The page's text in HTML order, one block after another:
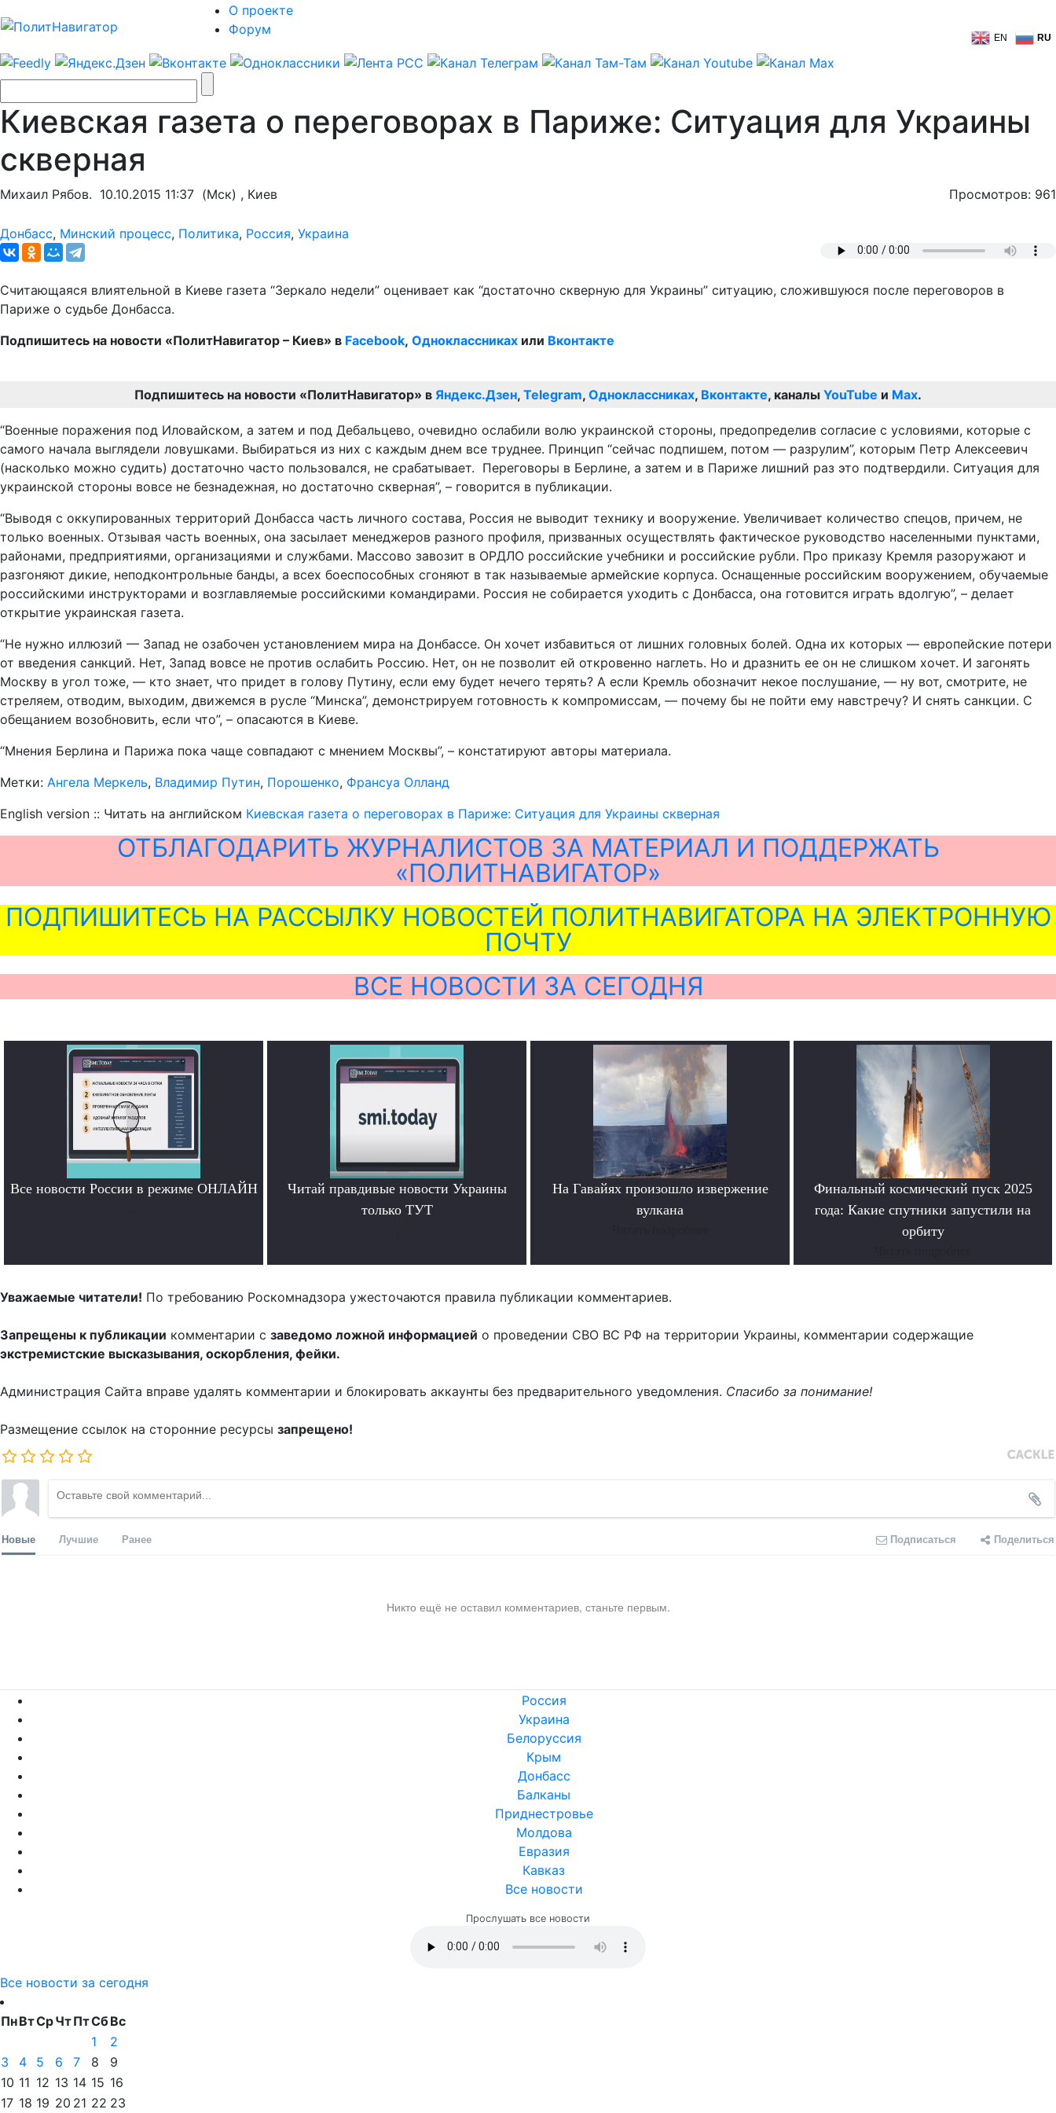
О проекте
Форум
EN RU
Киевская газета о переговорах в Париже: Ситуация для Украины
скверная
Михаил Рябов. 10.10.2015 11:37 (Мск) , Киев Просмотров: 961
Донбасс, Минский процесс, Политика, Россия, Украина
Считающаяся влиятельной в Киеве газета “Зеркало недели” оценивает как “достаточно скверную для Украины” ситуацию, сложившуюся после переговоров в
Париже о судьбе Донбасса.
Подпишитесь на новости «ПолитНавигатор – Киев» в Facebook, Одноклассниках или Вконтакте
Подпишитесь на новости «ПолитНавигатор» в Яндекс.Дзен, Telegram, Одноклассниках, Вконтакте, каналы YouTube и Max.
“Военные поражения под Иловайском, а затем и под Дебальцево, очевидно ослабили волю украинской стороны, предопределив согласие с условиями, которые с
самого начала выглядели ловушками. Выбираться из них с каждым днем все труднее. Принцип “сейчас подпишем, потом — разрулим”, которым Петр Алексеевич
(насколько можно судить) достаточно часто пользовался, не срабатывает. Переговоры в Берлине, а затем и в Париже лишний раз это подтвердили. Ситуация для
украинской стороны вовсе не безнадежная, но достаточно скверная”, – говорится в публикации.
“Выводя с оккупированных территорий Донбасса часть личного состава, Россия не выводит технику и вооружение. Увеличивает количество спецов, причем, не
только военных. Отзывая часть военных, она засылает менеджеров разного профиля, призванных осуществлять фактическое руководство населенными пунктами,
районами, предприятиями, организациями и службами. Массово завозит в ОРДЛО российские учебники и российские рубли. Про приказу Кремля разоружают и
разгоняют дикие, неподконтрольные банды, а всех боеспособных сгоняют в так называемые армейские корпуса. Оснащенные российским вооружением, обучаемые
российскими инструкторами и возглавляемые российскими командирами. Россия не собирается уходить с Донбасса, она готовится играть вдолгую”, – делает
открытие украинская газета.
“Не нужно иллюзий — Запад не озабочен установлением мира на Донбассе. Он хочет избавиться от лишних головных болей. Одна их которых — европейские потери
от введения санкций. Нет, Запад вовсе не против ослабить Россию. Нет, он не позволит ей откровенно наглеть. Но и дразнить ее он не слишком хочет. И загонять
Москву в угол тоже, — кто знает, что придет в голову Путину, если ему будет нечего терять? А если Кремль обозначит некое послушание, — ну вот, смотрите, не
стреляем, отводим, выходим, движемся в русле “Минска”, демонстрируем готовность к компромиссам, — почему бы не пойти ему навстречу? И снять санкции. С
обещанием возобновить, если что”, – опасаются в Киеве.
“Мнения Берлина и Парижа пока чаще совпадают с мнением Москвы”, – констатируют авторы материала.
Метки: Ангела Меркель, Владимир Путин, Порошенко, Франсуа Олланд
English version :: Читать на английском Киевская газета о переговорах в Париже: Ситуация для Украины скверная
ОТБЛАГОДАРИТЬ ЖУРНАЛИСТОВ ЗА МАТЕРИАЛ И ПОДДЕРЖАТЬ
«ПОЛИТНАВИГАТОР»
ПОДПИШИТЕСЬ НА РАССЫЛКУ НОВОСТЕЙ ПОЛИТНАВИГАТОРА НА ЭЛЕКТРОННУЮ
ПОЧТУ
ВСЕ НОВОСТИ ЗА СЕГОДНЯ
Все новости России в режиме ОНЛАЙН
Читай правдивые новости Украины
только ТУТ
На Гавайях произошло извержение
вулкана
Финальный космический пуск 2025
года: Какие спутники запустили на
орбиту
Уважаемые читатели! По требованию Роскомнадзора ужесточаются правила публикации комментариев.
Запрещены к публикации комментарии с заведомо ложной информацией о проведении СВО ВС РФ на территории Украины, комментарии содержащие
экстремистские высказывания, оскорбления, фейки.
Администрация Сайта вправе удалять комментарии и блокировать аккаунты без предварительного уведомления. Спасибо за понимание!
Размещение ссылок на сторонние ресурсы запрещено!
Новые Лучшие Ранее Подписаться Поделиться
Никто ещё не оставил комментариев, станьте первым.
Россия
Украина
Белоруссия
Крым
Донбасс
Балканы
Приднестровье
Молдова
Евразия
Кавказ
Все новости
Прослушать все новости
Все новости за сегодня
ПнВтСрЧтПтСбВс
1
2
3
4 5 6 7 8
9
10 11 12 13 14 15 16
17 18 19 20 21 22 23